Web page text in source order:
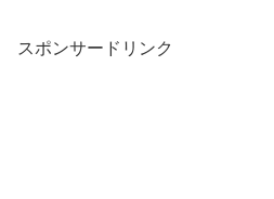
スポンサードリンク